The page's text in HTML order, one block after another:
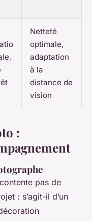
Netteté
optimale,
adaptation
à la
distance de
vision
:
pas de
: s’agit-il d’un